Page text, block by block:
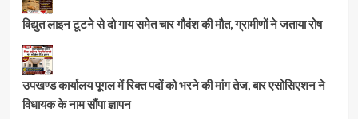
विद्युत लाइन टूटने से दो गाय समेत चार गौवंश की मौत, ग्रामीणों ने जताया रोष
उपखण्ड कार्यालय पूगल में रिक्त पदों को भरने की मांग तेज, बार एसोसिएशन ने
विधायक के नाम सौंपा ज्ञापन